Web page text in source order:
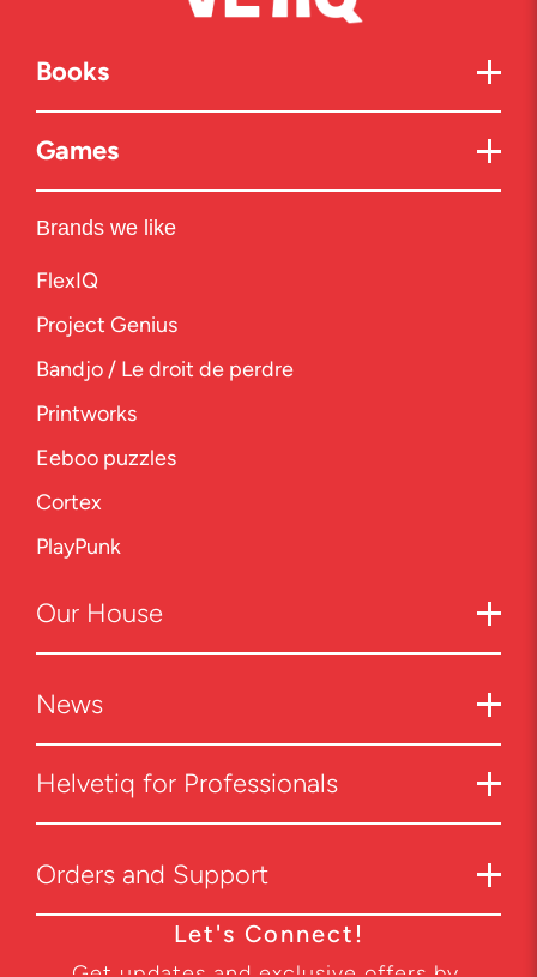
Books
Games
Brands we like
FlexIQ
Project Genius
Bandjo / Le droit de perdre
Printworks
Eeboo puzzles
Cortex
PlayPunk
Our House
News
Helvetiq for Professionals
Orders and Support
Let's Connect!